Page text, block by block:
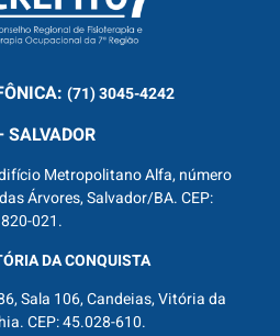
(71) 3045-4242
SALVADOR
Metropolitano Alfa, número
Árvores, Salvador/BA. CEP:
021.
DA CONQUISTA
Sala 106, Candeias, Vitória da
CEP: 45.028-610.